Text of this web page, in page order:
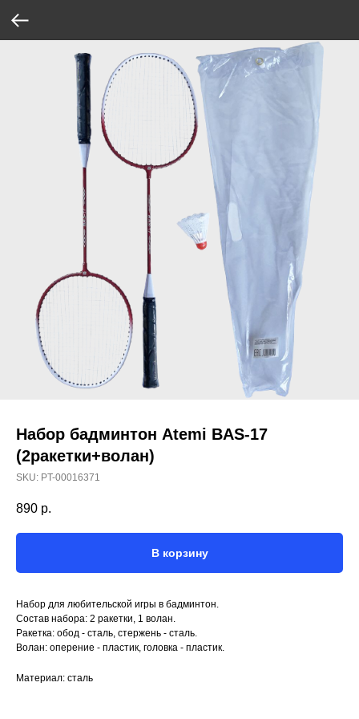
Набор бадминтон Atemi BAS-17
(2ракетки+волан)
SKU: PT-00016371
890 р.
В корзину
Набор для любительской игры в бадминтон.
Состав набора: 2 ракетки, 1 волан.
Ракетка: обод - сталь, стержень - сталь.
Волан: оперение - пластик, головка - пластик.
Материал: сталь